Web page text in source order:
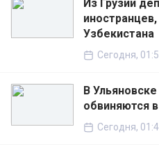
Из Грузии
Узбекистана
Сегодня,
В
обвиняются
Сегодня,